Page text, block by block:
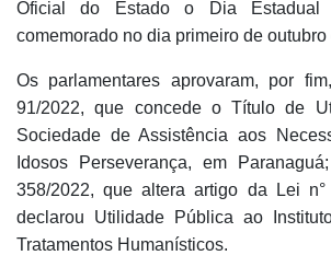
Oficial do Estado o Dia
comemorado no dia primeiro de outubro
Os parlamentares aprovaram, por
91/2022, que concede o Título de
Sociedade de Assistência aos
Idosos Perseverança, em
358/2022, que altera artigo da Lei n°
declarou Utilidade Pública ao
Tratamentos Humanísticos.